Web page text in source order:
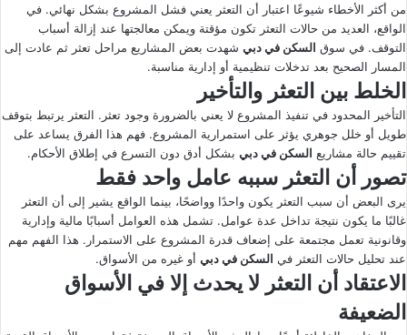
من أكثر الأخطاء شيوعًا اعتبار أن التعثر يعني فشل المشروع بشكل نهائي. في
الواقع، العديد من حالات التعثر تكون مؤقتة ويمكن معالجتها عند إزالة أسباب
التوقف. في سوق السكن في دبي شهدت بعض المشاريع مراحل تعثر ثم عادت إلى
المسار الصحيح بعد تدخلات تنظيمية أو إدارية مناسبة.
الخلط بين التعثر والتأخير
التأخير المحدود في تنفيذ المشروع لا يعني بالضرورة وجود تعثر. التعثر يرتبط بتوقف
طويل أو خلل جوهري يؤثر على استمرارية المشروع. فهم هذا الفرق يساعد على
تقييم حالة مشاريع السكن في دبي بشكل أدق دون التسرع في إطلاق الأحكام.
تصور أن التعثر سببه عامل واحد فقط
يرى البعض أن سبب التعثر يكون واحدًا وواضحًا، بينما الواقع يشير إلى أن التعثر
غالبًا ما يكون نتيجة تداخل عدة عوامل. تشمل هذه العوامل أسبابًا مالية وإدارية
وقانونية تعمل مجتمعة على إضعاف قدرة المشروع على الاستمرار. هذا الفهم مهم
عند تحليل حالات التعثر في السكن في دبي أو غيره من الأسواق.
الاعتقاد أن التعثر لا يحدث إلا في الأسواق
الضعيفة